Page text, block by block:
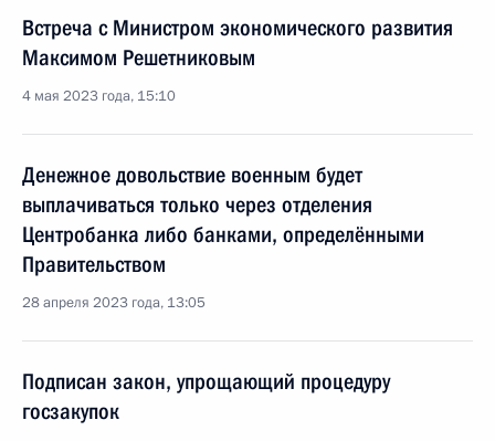
Встреча с Министром экономического развития
Максимом Решетниковым
4 мая 2023 года, 15:10
Денежное довольствие военным будет
выплачиваться только через отделения
Центробанка либо банками, определёнными
Правительством
28 апреля 2023 года, 13:05
Подписан закон, упрощающий процедуру
госзакупок